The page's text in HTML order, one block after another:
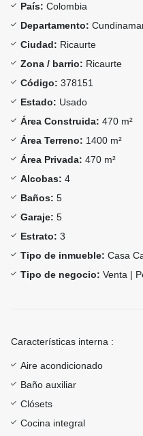
País: Colombia
Departamento:
Ciudad: Ricaurte
Zona / barrio: Ricaurte
Código: 378151
Estado: Usado
Área Construida: 470 m²
Área Terreno: 1400 m²
Área Privada: 470 m²
Alcobas: 4
Baños: 5
Garaje: 5
Estrato: 3
Tipo de inmueble: Casa
Tipo de negocio: Venta |
Características interna :
Aire acondicionado
Baño auxiliar
Clósets
Cocina integral